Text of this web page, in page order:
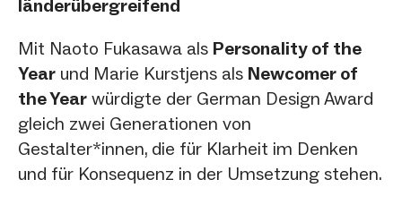
länderübergreifend
Mit Naoto Fukasawa als Personality of the
Year und Marie Kurstjens als Newcomer of
the Year würdigte der German Design Award
gleich zwei Generationen von
Gestalter*innen, die für Klarheit im Denken
und für Konsequenz in der Umsetzung stehen.